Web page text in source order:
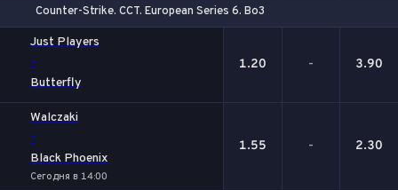
Counter-Strike. CCT. European Series 6. Bo3
Just Players
-
Butterfly
1.20 - 3.90
Walczaki
-
Black Phoenix
Сегодня в 14:00
1.55 - 2.30